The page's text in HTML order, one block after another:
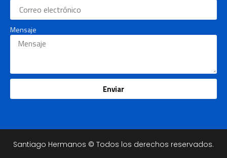
Mensaje
Enviar
Santiago Hermanos © Todos los derechos reservados.